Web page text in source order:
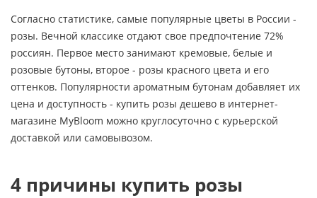
Согласно статистике, самые популярные цветы в России -
розы. Вечной классике отдают свое предпочтение 72%
россиян. Первое место занимают кремовые, белые и
розовые бутоны, второе - розы красного цвета и его
оттенков. Популярности ароматным бутонам добавляет их
цена и доступность - купить розы дешево в интернет-
магазине MyBloom можно круглосуточно с курьерской
доставкой или самовывозом.
4 причины купить розы